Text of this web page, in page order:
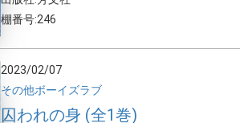
棚番号:246
2023/02/07
その他ボーイズラブ
囚われの身 (全1巻)